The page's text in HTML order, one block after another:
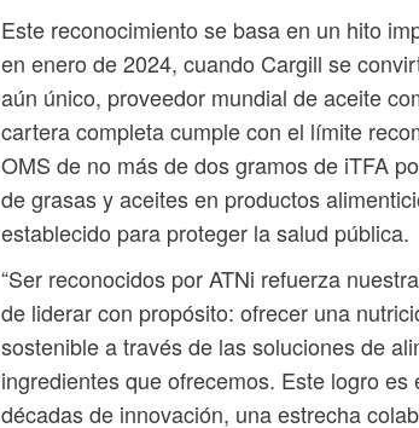
Este reconocimiento se basa en un hito
en enero de 2024, cuando Cargill se
aún único, proveedor mundial de aceite
cartera completa cumple con el límite
OMS de no más de dos gramos de iTFA
de grasas y aceites en productos
establecido para proteger la salud pública.
“Ser reconocidos por ATNi refuerza
de liderar con propósito: ofrecer una
sostenible a través de las soluciones de
ingredientes que ofrecemos. Este logro es
décadas de innovación, una estrecha